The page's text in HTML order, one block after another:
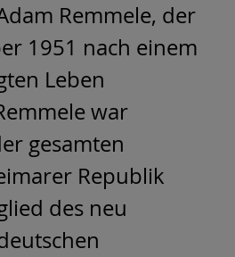
Remmele, der
1951 nach einem
Leben
war
gesamten
Republik
des neu